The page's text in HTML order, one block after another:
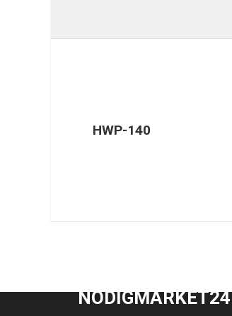
HWP-140
NODIGMARKET24